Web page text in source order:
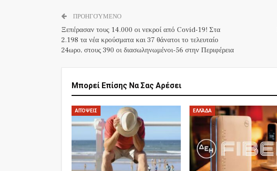
ΠΡΟΗΓΟΎΜΕΝΟ
Ξεπέρασαν τους 14.000 οι νεκροί από Covid-19! Στα
2.198 τα νέα κρούσματα και 37 θάνατοι το τελευταίο
24ωρο, στους 390 οι διασωληνωμένοι-56 στην Περιφέρεια
Μπορεί Επίσης Να Σας Αρέσει
ΑΠΌΨΕΙΣ ΕΛΛΆΔΑ